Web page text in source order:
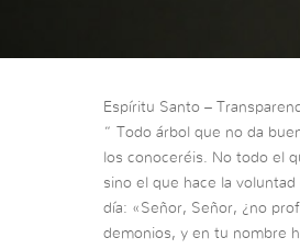
Espíritu Santo –
“ Todo árbol que no da
los conoceréis. No todo el
sino el que hace la
día: «Señor, Señor, ¿no
demonios, y en tu nombre